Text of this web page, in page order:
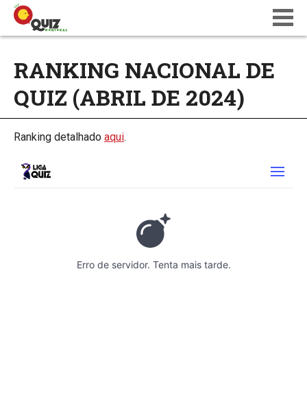
CALENDÁRIO
ONDE JOGAR
RANKING NACIONAL DE
QUIZ (ABRIL DE 2024)
Ranking detalhado aqui.